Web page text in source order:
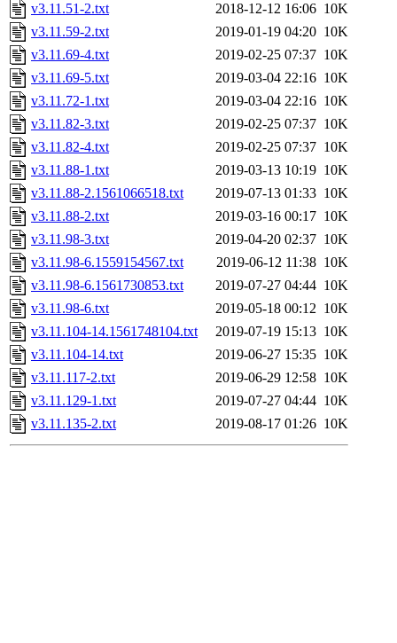
v3.11.51-2.txt
2018-12-12 16:06 10K
v3.11.59-2.txt
2019-01-19 04:20 10K
v3.11.69-4.txt
2019-02-25 07:37 10K
v3.11.69-5.txt
2019-03-04 22:16 10K
v3.11.72-1.txt
2019-03-04 22:16 10K
v3.11.82-3.txt
2019-02-25 07:37 10K
v3.11.82-4.txt
2019-02-25 07:37 10K
v3.11.88-1.txt
2019-03-13 10:19 10K
v3.11.88-2.1561066518.txt
2019-07-13 01:33 10K
v3.11.88-2.txt
2019-03-16 00:17 10K
v3.11.98-3.txt
2019-04-20 02:37 10K
v3.11.98-6.1559154567.txt
2019-06-12 11:38 10K
v3.11.98-6.1561730853.txt
2019-07-27 04:44 10K
v3.11.98-6.txt
2019-05-18 00:12 10K
v3.11.104-14.1561748104.txt
2019-07-19 15:13 10K
v3.11.104-14.txt
2019-06-27 15:35 10K
v3.11.117-2.txt
2019-06-29 12:58 10K
v3.11.129-1.txt
2019-07-27 04:44 10K
v3.11.135-2.txt
2019-08-17 01:26 10K